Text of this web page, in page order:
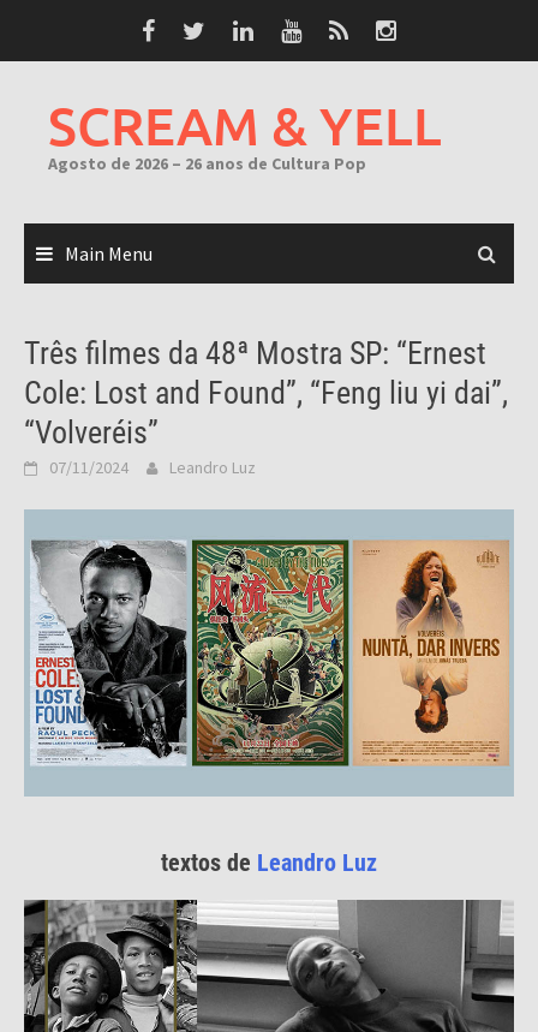
SCREAM & YELL
Agosto de 2026 – 26 anos de Cultura Pop
Main Menu
Três filmes da 48ª Mostra SP: “Ernest
Cole: Lost and Found”, “Feng liu yi dai”,
“Volveréis”
07/11/2024 Leandro Luz
textos de Leandro Luz